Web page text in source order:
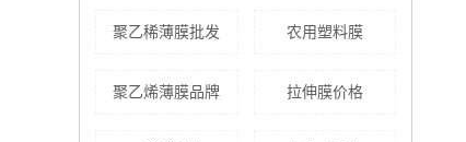
聚乙稀薄膜批发 农用塑料膜
聚乙烯薄膜品牌 拉伸膜价格